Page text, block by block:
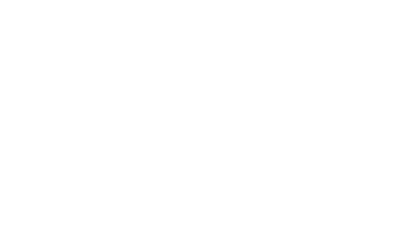
SMKN 1 Seyegan untuk Perkuat Kesadaran Hukum